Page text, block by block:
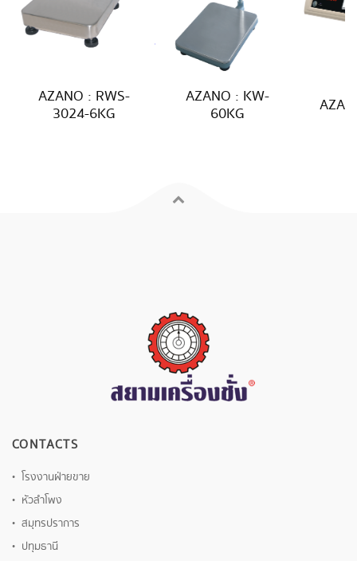
AZANO : RWS-
3024-6KG
AZANO : KW-
60KG
CONTACTS
โรงงานฝ่ายขาย
หัวลำโพง
สมุทรปราการ
ปทุมธานี